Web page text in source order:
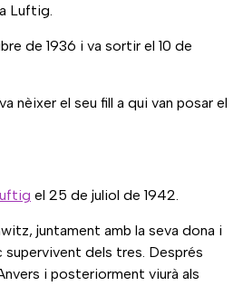
Luftig.
de 1936 i va sortir el 10 de
nèixer el seu fill a qui van posar el
el 25 de juliol de 1942.
juntament amb la seva dona i
supervivent dels tres. Després
i posteriorment viurà als